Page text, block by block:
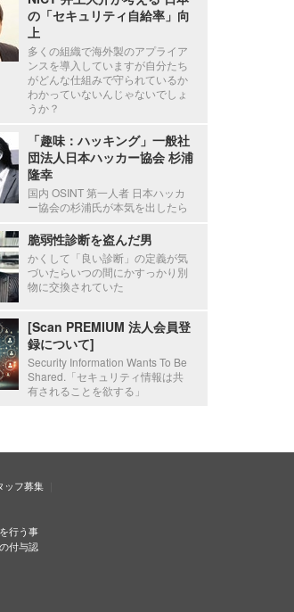
の「セキュリティ自給率」向
上
多くの組織で海外製のアプライア
ンスを導入していますが自分たち
がどんな仕組みで守られているか
わかっていないんじゃないでしょ
うか？
「趣味：ハッキング」一般社
団法人日本ハッカー協会 杉浦
隆幸
国内 OSINT 第一人者 日本ハッカ
ー協会の杉浦氏が本気を出したら
脆弱性診断を盗んだ男
かくして「良い診断」の定義が気
づいたらいつの間にかすっかり別
物に交換されていた
[Scan PREMIUM 法人会員登
録について]
Security Information Wants To Be
Shared.「セキュリティ情報は共
有されることを欲する」
ッフ募集
行う事
付与認